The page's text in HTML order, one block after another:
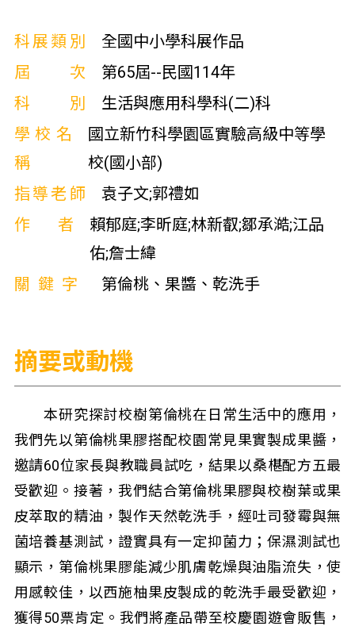
科展類別
全國中小學科展作品
屆次
第65屆--民國114年
科別
生活與應用科學科(二)科
學校名
稱
國立新竹科學園區實驗高級中等學
校(國小部)
指導老師
袁子文;郭禮如
作者
賴郁庭;李昕庭;林新叡;鄒承澔;江品
佑;詹士緯
關鍵字
第倫桃、果醬、乾洗手
摘要或動機
本研究探討校樹第倫桃在日常生活中的應用，
我們先以第倫桃果膠搭配校園常見果實製成果醬，
邀請60位家長與教職員試吃，結果以桑椹配方五最
受歡迎。接著，我們結合第倫桃果膠與校樹葉或果
皮萃取的精油，製作天然乾洗手，經吐司發霉與無
菌培養基測試，證實具有一定抑菌力；保濕測試也
顯示，第倫桃果膠能減少肌膚乾燥與油脂流失，使
用感較佳，以西施柚果皮製成的乾洗手最受歡迎，
獲得50票肯定。我們將產品帶至校慶園遊會販售，